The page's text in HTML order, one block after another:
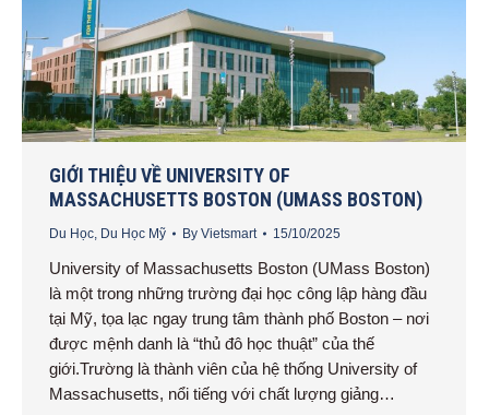
GIỚI THIỆU VỀ UNIVERSITY OF
MASSACHUSETTS BOSTON (UMASS BOSTON)
Du Học, Du Học Mỹ By Vietsmart 15/10/2025
University of Massachusetts Boston (UMass Boston)
là một trong những trường đại học công lập hàng đầu
tại Mỹ, tọa lạc ngay trung tâm thành phố Boston – nơi
được mệnh danh là “thủ đô học thuật” của thế
giới.Trường là thành viên của hệ thống University of
Massachusetts, nổi tiếng với chất lượng giảng…